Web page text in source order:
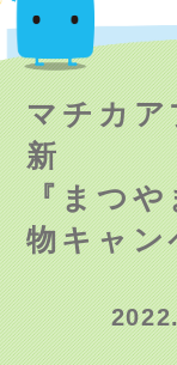
マチカ
新
『まつ
物キャ